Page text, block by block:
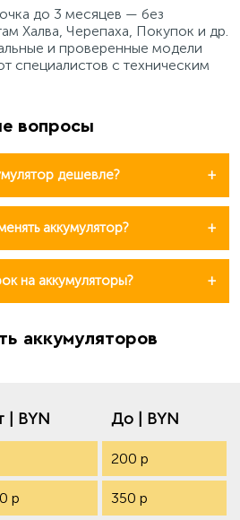
до 3 месяцев — без
Халва, Черепаха, Покупок и др.
и проверенные модели
специалистов с техническим
вопросы
дешевле?
аккумулятор?
на аккумуляторы?
аккумуляторов
| BYN До | BYN
200 р
р 350 р